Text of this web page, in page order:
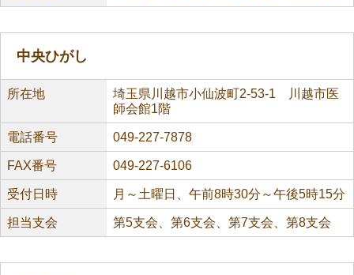
中央ひがし
所在地
埼玉県川越市小仙波町2-53-1 川越市医
師会館1階
電話番号 049-227-7878
FAX番号 049-227-6106
受付日時 月～土曜日、午前8時30分～午後5時15分
担当支会 第5支会、第6支会、第7支会、第8支会